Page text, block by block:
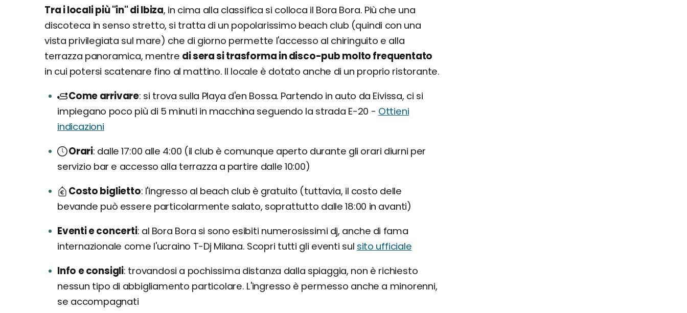
Tra i locali più "in" di Ibiza, in cima alla classifica si colloca il Bora Bora. Più che una
discoteca in senso stretto, si tratta di un popolarissimo beach club (quindi con una
vista privilegiata sul mare) che di giorno permette l'accesso al chiringuito e alla
terrazza panoramica, mentre di sera si trasforma in disco-pub molto frequentato
in cui potersi scatenare fino al mattino. Il locale è dotato anche di un proprio ristorante.
Come arrivare si trova sulla Playa d'en Bossa. Partendo in auto da Eivissa, ci si
impiegano poco più di 5 minuti in macchina seguendo la strada E-20 - Ottieni
indicazioni
Orari dalle 17:00 alle 4:00 (il club è comunque aperto durante gli orari diurni per
servizio bar e accesso alla terrazza a partire dalle 10:00)
Costo biglietto l'ingresso al beach club è gratuito (tuttavia, il costo delle
bevande può essere particolarmente salato, soprattutto dalle 18:00 in avanti)
Eventi e concerti al Bora Bora si sono esibiti numerosissimi dj, anche di fama
internazionale come l'ucraino T-Dj Milana. Scopri tutti gli eventi sul sito ufficiale
Info e consigli trovandosi a pochissima distanza dalla spiaggia, non è richiesto
nessun tipo di abbigliamento particolare. L'ingresso è permesso anche a minorenni,
se accompagnati